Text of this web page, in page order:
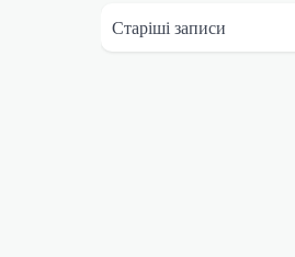
Навігація
за
Старіші записи